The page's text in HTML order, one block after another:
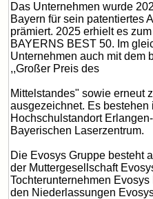
Das Unternehmen wurde
Bayern für sein patentiertes
prämiert. 2025 erhielt es
BAYERNS BEST 50. Im
Unternehmen auch mit dem
,,Großer Preis des
Mittelstandes" sowie erneut
ausgezeichnet. Es
Hochschulstandort
Bayerischen Laserzentrum.
Die Evosys Gruppe besteht
der Muttergesellschaft
Tochterunternehmen
den Niederlassungen